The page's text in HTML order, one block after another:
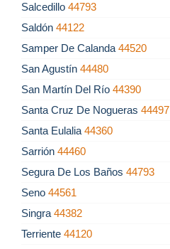
Salcedillo 44793
Saldón 44122
Samper De Calanda 44520
San Agustín 44480
San Martín Del Río 44390
Santa Cruz De Nogueras 44497
Santa Eulalia 44360
Sarrión 44460
Segura De Los Baños 44793
Seno 44561
Singra 44382
Terriente 44120